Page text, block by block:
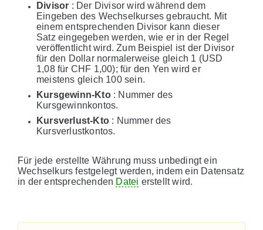
Divisor : Der Divisor wird während dem
Eingeben des Wechselkurses gebraucht. Mit
einem entsprechenden Divisor kann dieser
Satz eingegeben werden, wie er in der Regel
veröffentlicht wird. Zum Beispiel ist der Divisor
für den Dollar normalerweise gleich 1 (USD
1,08 für CHF 1,00); für den Yen wird er
meistens gleich 100 sein.
Kursgewinn-Kto: Nummer des
Kursgewinnkontos.
Kursverlust-Kto : Nummer des
Kursverlustkontos.
Für jede erstellte Währung muss unbedingt ein
Wechselkurs festgelegt werden, indem ein Datensatz
in der entsprechenden Datei erstellt wird.